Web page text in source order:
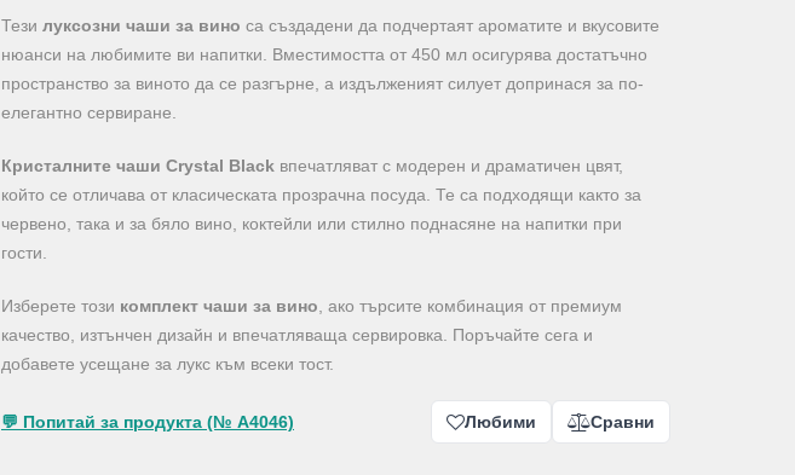
Тези луксозни чаши за вино са създадени да подчертаят ароматите и вкусовите
нюанси на любимите ви напитки. Вместимостта от 450 мл осигурява достатъчно
пространство за виното да се разгърне, а издълженият силует допринася за по-
елегантно сервиране.
Кристалните чаши Crystal Black впечатляват с модерен и драматичен цвят,
който се отличава от класическата прозрачна посуда. Те са подходящи както за
червено, така и за бяло вино, коктейли или стилно поднасяне на напитки при
гости.
Изберете този комплект чаши за вино , ако търсите комбинация от премиум
качество, изтънчен дизайн и впечатляваща сервировка. Поръчайте сега и
добавете усещане за лукс към всеки тост.
💬 Попитай за продукта (№ A4046) Любими Сравни